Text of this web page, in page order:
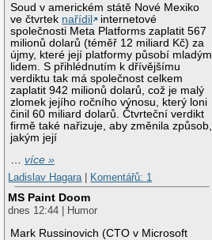
Soud v americkém státě Nové Mexiko
ve čtvrtek nařídil
internetové
společnosti Meta Platforms zaplatit 567
milionů dolarů (téměř 12 miliard Kč) za
újmy, které její platformy působí mladým
lidem. S přihlédnutím k dřívějšímu
verdiktu tak má společnost celkem
zaplatit 942 milionů dolarů, což je malý
zlomek jejího ročního výnosu, který loni
činil 60 miliard dolarů. Čtvrteční verdikt
firmě také nařizuje, aby změnila způsob,
jakým její
…více »
Ladislav Hagara
Komentářů: 1
MS Paint Doom
dnes 12:44 | Humor
Mark Russinovich (CTO v Microsoft